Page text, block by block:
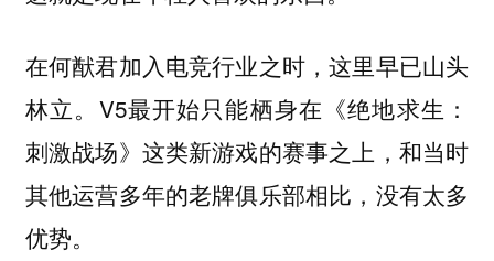
在何猷君加入电竞行业之时，这里早已山头
林立。V5最开始只能栖身在《绝地求生：
刺激战场》这类新游戏的赛事之上，和当时
其他运营多年的老牌俱乐部相比，没有太多
优势。